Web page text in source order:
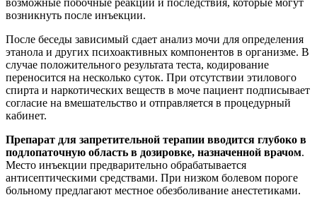
возникнуть после инъекции.
После беседы зависимый сдает анализ мочи для определения
этанола и других психоактивных компонентов в организме. В
случае положительного результата теста, кодирование
переносится на несколько суток. При отсутствии этилового
спирта и наркотических веществ в моче пациент подписывает
согласие на вмешательство и отправляется в процедурный
кабинет.
Препарат для запретительной терапии вводится глубоко в
подлопаточную область в дозировке, назначенной врачом.
Место инъекции предварительно обрабатывается
антисептическими средствами. При низком болевом пороге
больному предлагают местное обезболивание анестетиками.